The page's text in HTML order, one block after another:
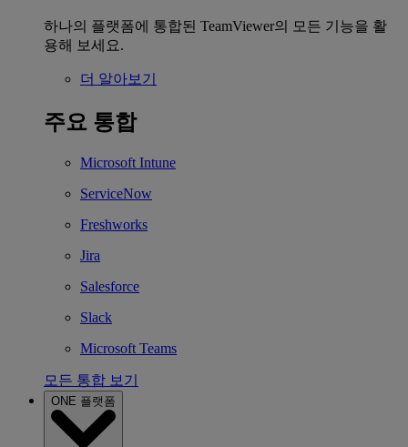
하나의 플랫폼에 통합된 TeamViewer의 모든 기능을 활
용해 보세요.
더 알아보기
주요 통합
Microsoft Intune
ServiceNow
Freshworks
Jira
Salesforce
Slack
Microsoft Teams
모든 통합 보기
ONE 플랫폼